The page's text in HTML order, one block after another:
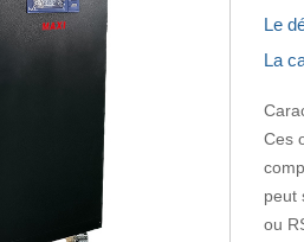
Le
La
Ces
peut
ou